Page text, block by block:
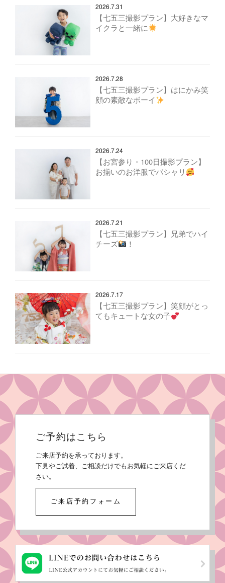
2026.7.31
【七五三撮影プラン】大好きなマ
イクラと一緒に
2026.7.28
【七五三撮影プラン】はにかみ笑
顔の素敵なボーイ
2026.7.24
【お宮参り・100日撮影プラン】
お揃いのお洋服でパシャリ
2026.7.21
【七五三撮影プラン】兄弟でハイ
チーズ
！
2026.7.17
【七五三撮影プラン】笑顔がとっ
てもキュートな女の子
ご予約はこちら
ご来店予約を承っております。
下見やご試着、ご相談だけでもお気軽にご来店くだ
さい。
ご来店予約フォーム